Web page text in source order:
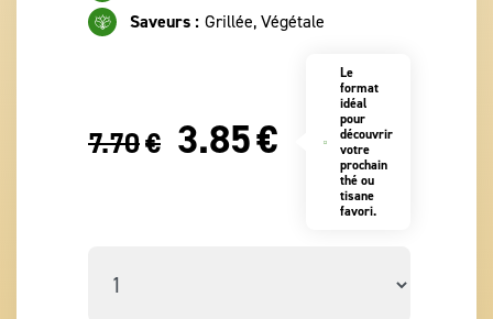
Saveurs : Grillée, Végétale
7.70€ 3.85€
Le
format
idéal
pour
découvrir
votre
prochain
thé ou
tisane
favori.